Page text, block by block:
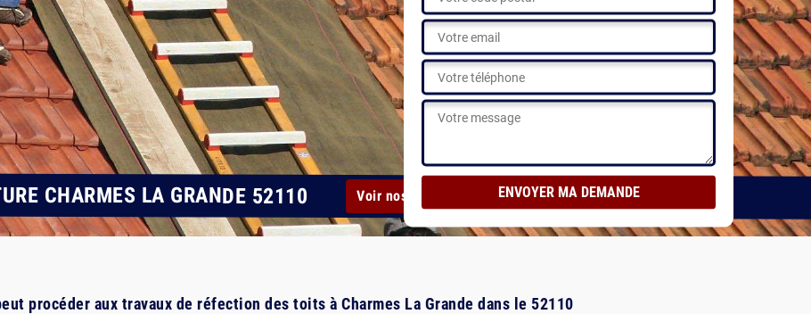
CHARMES LA GRANDE 52110 Voir nos réalisations
procéder aux travaux de réfection des toits à Charmes La Grande dans le 52110